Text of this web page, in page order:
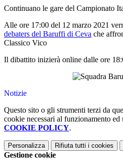
Continuano le gare del Campionato
Alle ore 17:00 del 12 marzo 2021
debaters del Baruffi di Ceva che
Classico Vico
Il dibattito inizierà online dalle ore
Notizie
Questo sito o gli strumenti terzi da
cookie necessari al funzionamento
COOKIE POLICY.
Personalizza Rifiuta tutti i cookies
Gestione cookie